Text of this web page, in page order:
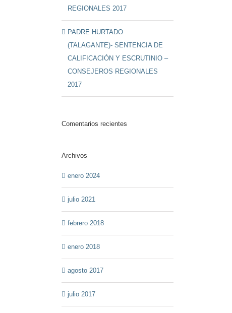
REGIONALES 2017
PADRE HURTADO
(TALAGANTE)- SENTENCIA DE
CALIFICACIÓN Y ESCRUTINIO –
CONSEJEROS REGIONALES
2017
Comentarios recientes
Archivos
enero 2024
julio 2021
febrero 2018
enero 2018
agosto 2017
julio 2017